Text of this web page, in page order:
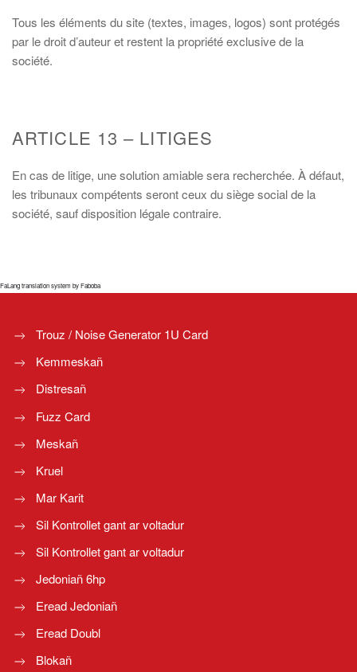
Tous les éléments du site (textes, images, logos) sont protégés
par le droit d’auteur et restent la propriété exclusive de la
société.
ARTICLE 13 – LITIGES
En cas de litige, une solution amiable sera recherchée. À défaut,
les tribunaux compétents seront ceux du siège social de la
société, sauf disposition légale contraire.
FaLang translation system by Faboba
Trouz / Noise Generator 1U Card
Kemmeskañ
Distresañ
Fuzz Card
Meskañ
Kruel
Mar Karit
Sil Kontrollet gant ar voltadur
Sil Kontrollet gant ar voltadur
Jedoniañ 6hp
Eread Jedoniañ
Eread Doubl
Blokañ